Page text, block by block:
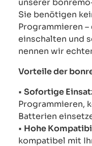
unserer
Sie benötigen
Programmieren
einschalten und
nennen wir
Vorteile der
• Sofortige
Programmieren,
Batterien
• Hohe
kompatibel mit